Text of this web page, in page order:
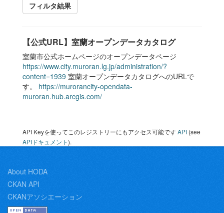
フィルタ結果
【公式URL】室蘭オープンデータカタログ
室蘭市公式ホームページのオープンデータページ
https://www.city.muroran.lg.jp/administration/?
content=1939 室蘭オープンデータカタログへのURLで
す。 https://murorancity-opendata-
muroran.hub.arcgis.com/
API Keyを使ってこのレジストリーにもアクセス可能ですAPI (see
APIドキュメント).
About HODA
CKAN API
CKANアソシエーション